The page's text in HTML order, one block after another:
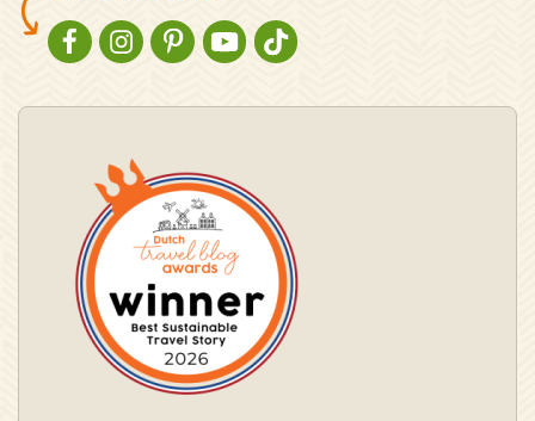
NATURESCANNER OP FACEBOOK
NATURESCANNER OP INSTAGRAM
NATURESCANNER OP PINTEREST
NATURESCANNER OP YOUTUBE
NATURESCANNER OP TIKTOK